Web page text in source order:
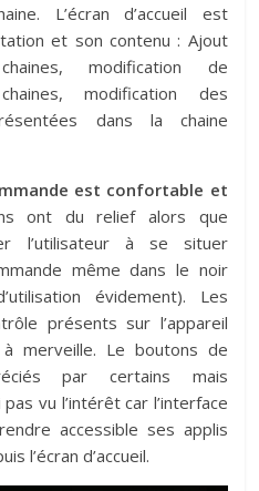
L’écran d’accueil est
et son contenu : Ajout
modification de
modification des
dans la chaine
est confortable et
ont du relief alors que
l’utilisateur à se situer
même dans le noir
évidement). Les
présents sur l’appareil
merveille. Le boutons de
par certains mais
vu l’intérêt car l’interface
accessible ses applis
l’écran d’accueil.